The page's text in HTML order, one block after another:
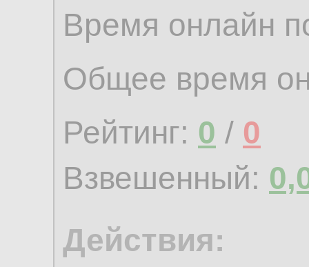
Время онлайн
Общее время
Рейтинг: 0 / 0
Взвешенный:
Действия: